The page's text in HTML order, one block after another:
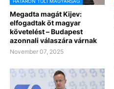
Megadta magát Kijev:
elfogadtak öt magyar
követelést – Budapest
azonnali válaszára várnak
November 07, 2025